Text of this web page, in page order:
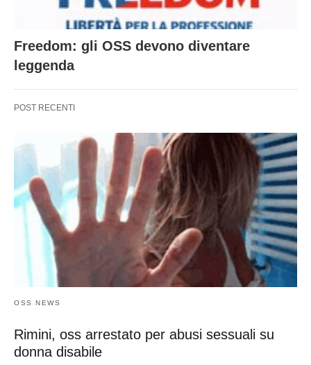
Freedom: gli OSS devono diventare
leggenda
POST RECENTI
OSS NEWS
Rimini, oss arrestato per abusi sessuali su
donna disabile